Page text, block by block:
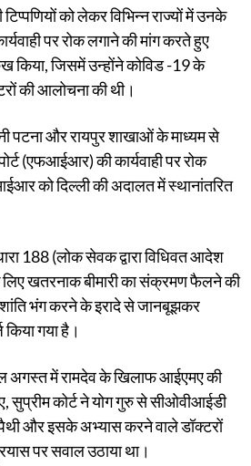
को लेकर विभिन्न राज्यों में उनके
पर रोक लगाने की मांग करते हुए
किया, जिसमें उन्होंने कोविड ​​-19 के
की आलोचना की थी।
पटना और रायपुर शाखाओं के माध्यम से
(एफआईआर) की कार्यवाही पर रोक
को दिल्ली की अदालत में स्थानांतरित
188 (लोक सेवक द्वारा विधिवत आदेश
खतरनाक बीमारी का संक्रमण फैलने की
(शांति भंग करने के इरादे से जानबूझकर
गया है।
अगस्त में रामदेव के खिलाफ आईएमए की
सुप्रीम कोर्ट ने योग गुरु से सीओवीआईडी
और इसके अभ्यास करने वाले डॉक्टरों
पर सवाल उठाया था।